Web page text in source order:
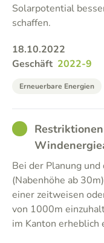
Solarpotential
schaffen.
18.10.2022
Geschäft 2022-9
Erneuerbare Energien
GOOD
Bei der Planung
(Nabenhöhe ab
einer zeitweisen
von 1000m
im Kanton erheblich